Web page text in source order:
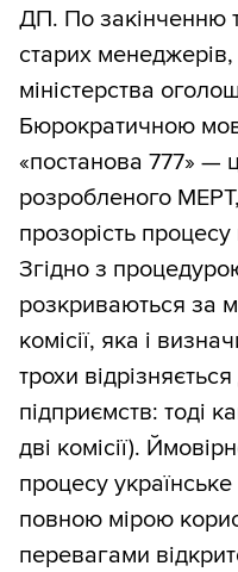
ДП. По закінченню
старих менеджерів,
міністерства
Бюрократичною
«постанова 777» —
розробленого
прозорість
Згідно з
розкриваються за
комісії, яка і
трохи
підприємств: тоді
дві комісії).
процесу
повною мірою
перевагами